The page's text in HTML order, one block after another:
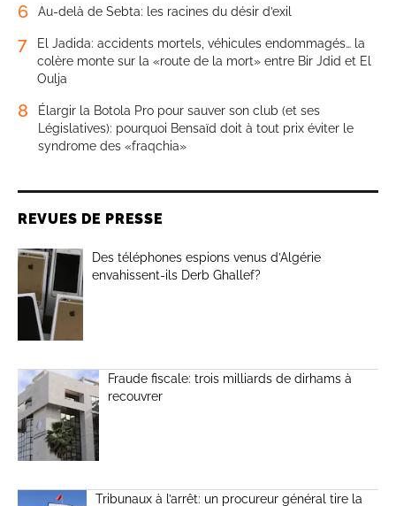
6 Au-delà de Sebta: les racines du désir d’exil
7
El Jadida: accidents mortels, véhicules endommagés… la
colère monte sur la «route de la mort» entre Bir Jdid et El
Oulja
8
Élargir la Botola Pro pour sauver son club (et ses
Législatives): pourquoi Bensaïd doit à tout prix éviter le
syndrome des «fraqchia»
REVUES DE PRESSE
Des téléphones espions venus d’Algérie
envahissent-ils Derb Ghallef?
Fraude fiscale: trois milliards de dirhams à
recouvrer
Tribunaux à l’arrêt: un procureur général tire la